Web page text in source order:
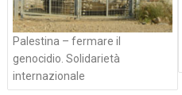
Palestina – fermare il
genocidio. Solidarietà
internazionale